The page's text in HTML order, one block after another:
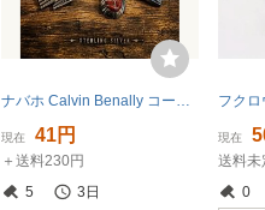
ナバホ Calvin Benally コーラル トップ STERLING シルバー ターコイズ
現在 41円
＋送料230円
5
3日
現在
送料未
0